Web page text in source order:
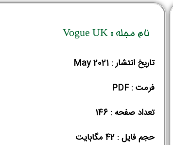
نام مجله : Vogue UK
تاریخ انتشار : May 2021
فرمت : PDF
تعداد صفحه : 146
حجم فایل :‌ 42 مگابایت